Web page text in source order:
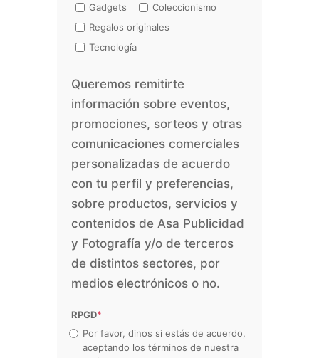
Gadgets
Coleccionismo
Regalos originales
Tecnología
Queremos remitirte
información sobre eventos,
promociones, sorteos y otras
comunicaciones comerciales
personalizadas de acuerdo
con tu perfil y preferencias,
sobre productos, servicios y
contenidos de Asa Publicidad
y Fotografía y/o de terceros
de distintos sectores, por
medios electrónicos o no.
RPGD*
Por favor, dinos si estás de acuerdo,
aceptando los términos de nuestra